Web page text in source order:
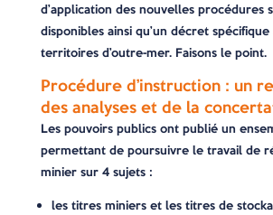
d’application des nouvelles procédures
disponibles ainsi qu’un décret
territoires d’outre-mer. Faisons le point.
Procédure d’instruction : un
des analyses et de la
Les pouvoirs publics ont publié un
permettant de poursuivre le travail de
minier sur 4 sujets :
les titres miniers et les titres de